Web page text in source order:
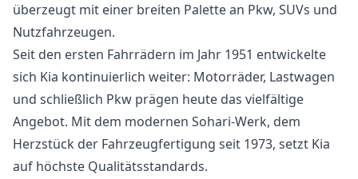
überzeugt mit einer breiten Palette an Pkw, SUVs und
Nutzfahrzeugen.
Seit den ersten Fahrrädern im Jahr 1951 entwickelte
sich Kia kontinuierlich weiter: Motorräder, Lastwagen
und schließlich Pkw prägen heute das vielfältige
Angebot. Mit dem modernen Sohari-Werk, dem
Herzstück der Fahrzeugfertigung seit 1973, setzt Kia
auf höchste Qualitätsstandards.